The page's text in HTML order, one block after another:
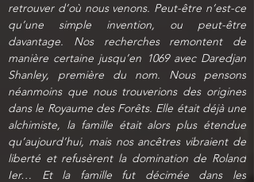
retrouver d’où nous venons. Peut-être n’est-ce
qu’une simple invention, ou peut-être
davantage. Nos recherches remontent de
manière certaine jusqu’en 1069 avec Daredjan
Shanley, première du nom. Nous pensons
néanmoins que nous trouverions des origines
dans le Royaume des Forêts. Elle était déjà une
alchimiste, la famille était alors plus étendue
qu’aujourd’hui, mais nos ancêtres vibraient de
liberté et refusèrent la domination de Roland
Ier… Et la famille fut décimée dans les